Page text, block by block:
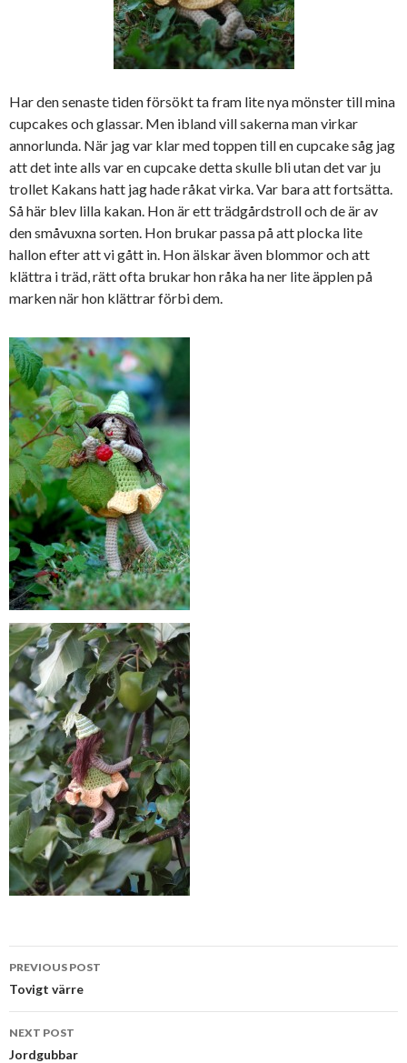
Har den senaste tiden försökt ta fram lite nya mönster till mina
cupcakes och glassar. Men ibland vill sakerna man virkar
annorlunda. När jag var klar med toppen till en cupcake såg jag
att det inte alls var en cupcake detta skulle bli utan det var ju
trollet Kakans hatt jag hade råkat virka. Var bara att fortsätta.
Så här blev lilla kakan. Hon är ett trädgårdstroll och de är av
den småvuxna sorten. Hon brukar passa på att plocka lite
hallon efter att vi gått in. Hon älskar även blommor och att
klättra i träd, rätt ofta brukar hon råka ha ner lite äpplen på
marken när hon klättrar förbi dem.
Post
navigation
PREVIOUS POST
Tovigt värre
NEXT POST
Jordgubbar